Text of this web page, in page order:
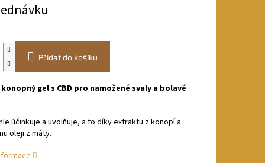
Přidat do košíku
gel s CBD pro namožené svaly a bolavé
účinkuje a uvolňuje, a to díky extraktu z konopí a
oleji z máty.